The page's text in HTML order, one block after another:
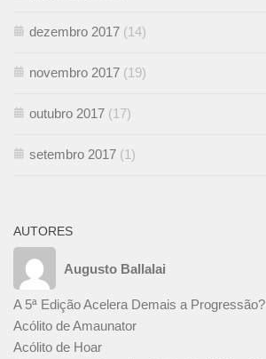
dezembro 2017 (14)
novembro 2017 (19)
outubro 2017 (17)
setembro 2017 (1)
AUTORES
Augusto Ballalai
A 5ª Edição Acelera Demais a Progressão?
Acólito de Amaunator
Acólito de Hoar